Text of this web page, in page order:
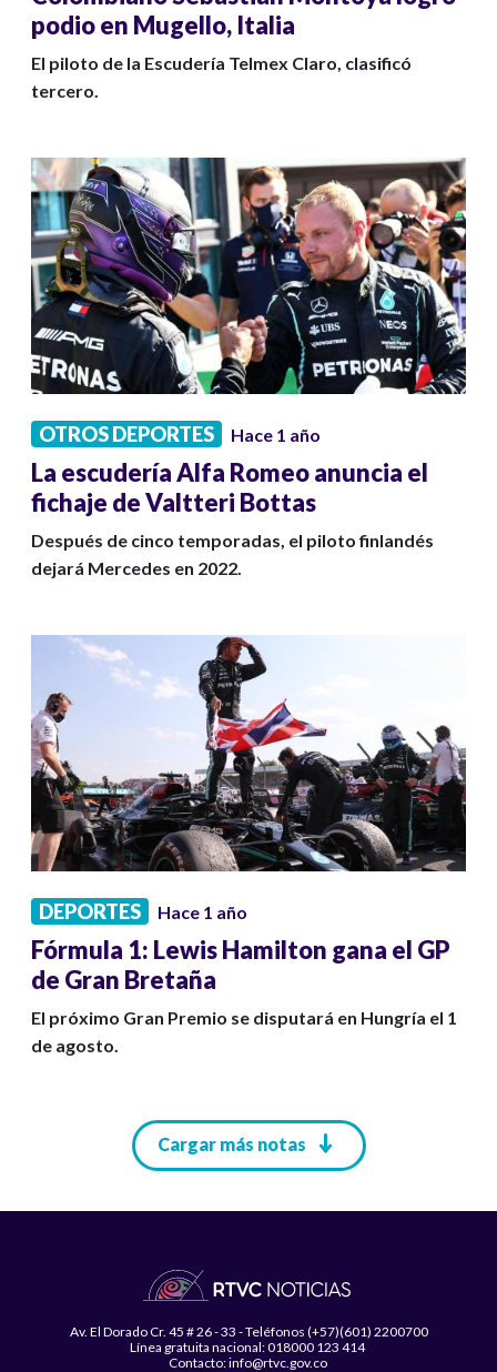
podio en Mugello, Italia
El piloto de la Escudería Telmex Claro, clasificó
tercero.
OTROS DEPORTES Hace 1 año
La escudería Alfa Romeo anuncia el
fichaje de Valtteri Bottas
Después de cinco temporadas, el piloto finlandés
dejará Mercedes en 2022.
DEPORTES Hace 1 año
Fórmula 1: Lewis Hamilton gana el GP
de Gran Bretaña
El próximo Gran Premio se disputará en Hungría el 1
de agosto.
Cargar más notas
Av. El Dorado Cr. 45 # 26 - 33 - Teléfonos (+57)(601) 2200700
Línea gratuita nacional: 018000 123 414
Contacto: info@rtvc.gov.co